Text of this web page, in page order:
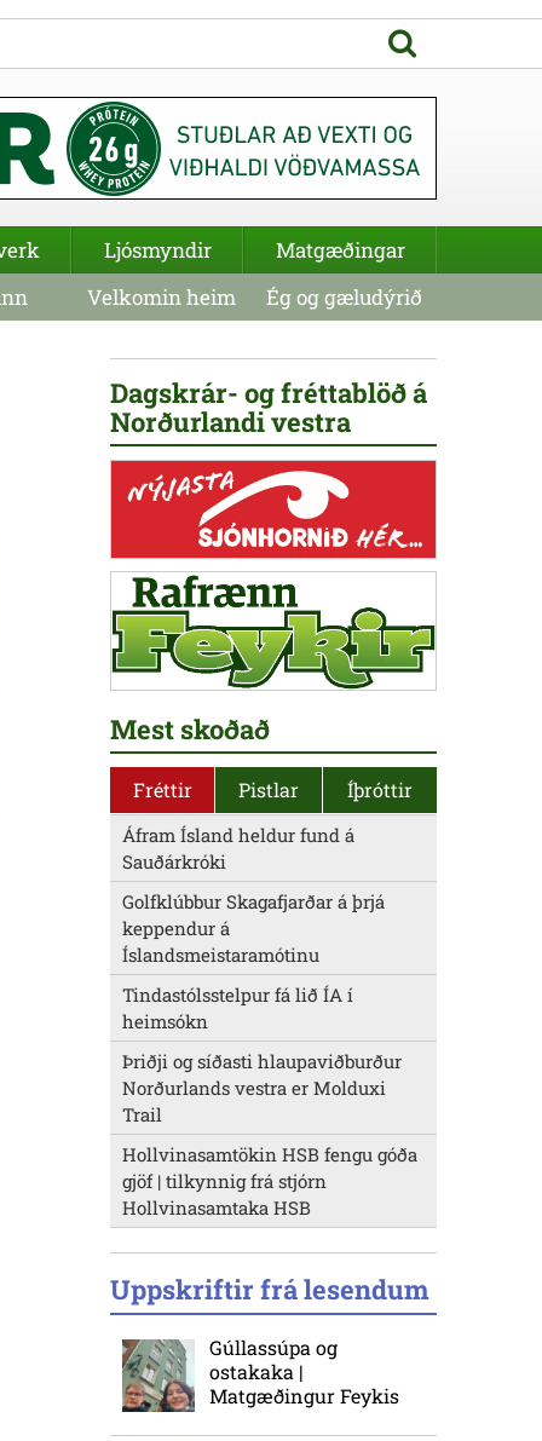
Dagskrár- og fréttablöð á
Norðurlandi vestra
Mest skoðað
Fréttir Pistlar Íþróttir
Áfram Ísland heldur fund á
Sauðárkróki
Golfklúbbur Skagafjarðar á þrjá
keppendur á
Íslandsmeistaramótinu
Tindastólsstelpur fá lið ÍA í
heimsókn
Þriðji og síðasti hlaupaviðburður
Norðurlands vestra er Molduxi
Trail
Hollvinasamtökin HSB fengu góða
gjöf | tilkynnig frá stjórn
Hollvinasamtaka HSB
Uppskriftir frá lesendum
Gúllassúpa og
ostakaka |
Matgæðingur Feykis
Ljósmyndir
Matgæðingar
Velkomin heim Ég og gæludýrið